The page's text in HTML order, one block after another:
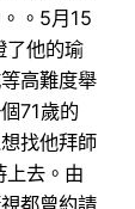
。5月15
了他的瑜
高難度舉
71歲的
找他拜師
上去。由
都曾約請